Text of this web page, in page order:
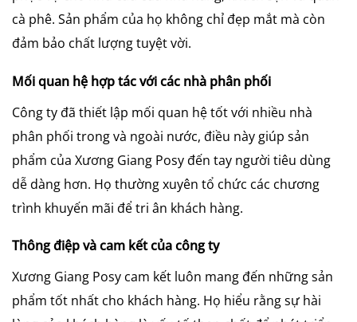
cà phê. Sản phẩm của họ không chỉ đẹp mắt mà còn
đảm bảo chất lượng tuyệt vời.
Mối quan hệ hợp tác với các nhà phân phối
Công ty đã thiết lập mối quan hệ tốt với nhiều nhà
phân phối trong và ngoài nước, điều này giúp sản
phẩm của Xương Giang Posy đến tay người tiêu dùng
dễ dàng hơn. Họ thường xuyên tổ chức các chương
trình khuyến mãi để tri ân khách hàng.
Thông điệp và cam kết của công ty
Xương Giang Posy cam kết luôn mang đến những sản
phẩm tốt nhất cho khách hàng. Họ hiểu rằng sự hài